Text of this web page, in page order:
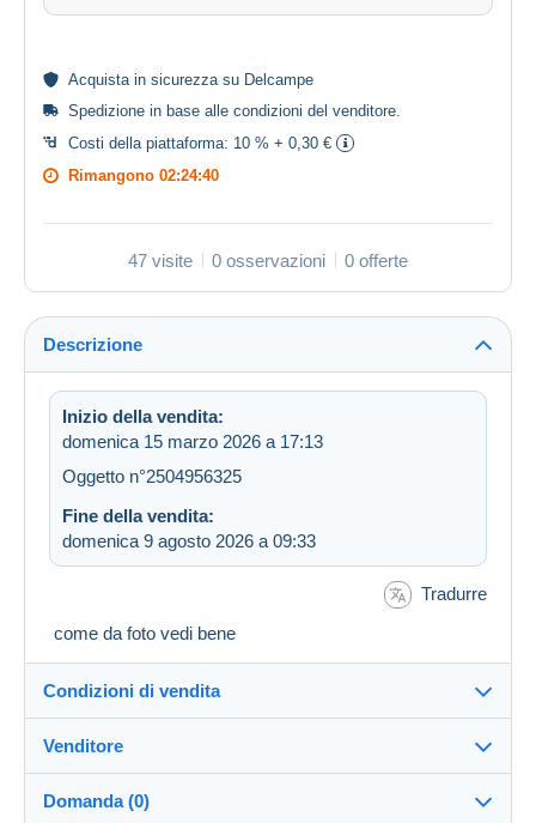
Acquista in sicurezza su Delcampe
Spedizione in base alle condizioni del venditore
Costi della piattaforma: 10 % + 0,30 €
Rimangono 02:24:40
47 visite 0 osservazioni 0 offerte
Descrizione
Inizio della vendita:
domenica 15 marzo 2026 a 17:13
Oggetto n°2504956325
Fine della vendita:
domenica 9 agosto 2026 a 09:33
Tradurre
come da foto vedi bene
Condizioni di vendita
Destinazione:
Vedi l'elenco dei paesi
Venditore
Domanda (0)